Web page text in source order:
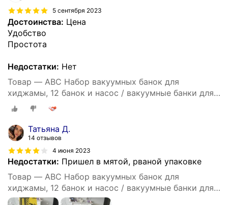
5 сентября 2023
Достоинства: Цена
Удобство
Простота
Недостатки: Нет
Товар — ABC Набор вакуумных банок для
хиджамы, 12 банок и насос / вакуумные банки для
массажа.
Татьяна Д.
14 отзывов
4 июня 2023
Недостатки: Пришел в мятой, рваной упаковке
Товар — ABC Набор вакуумных банок для
хиджамы, 12 банок и насос / вакуумные банки для
массажа.